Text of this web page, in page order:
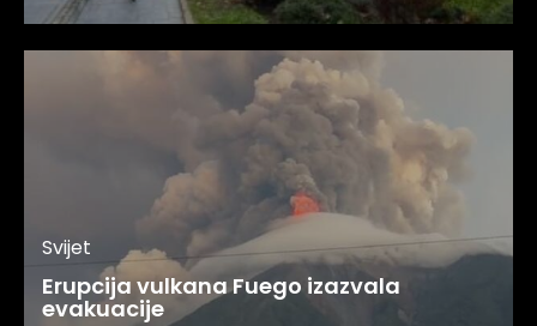
Svijet
Erupcija vulkana Fuego izazvala
evakuacije